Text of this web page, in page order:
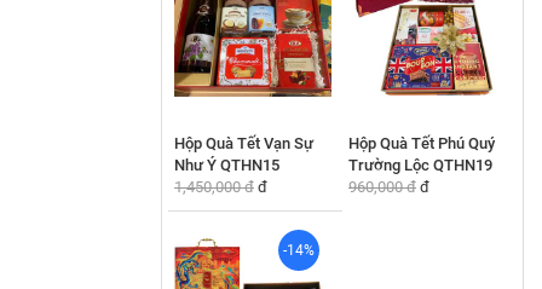
Hộp Quà Tết Vạn Sự
Như Ý QTHN15
1,450,000 đ đ
Hộp Quà Tết Phú Quý
Trường Lộc QTHN19
960,000 đ đ
-14%